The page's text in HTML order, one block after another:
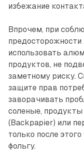
избежание
Впрочем, при
предосторожности
использовать
продуктов, не
заметному риску.
защите прав
заворачивать
соленые,
(Backpapier) или
только после
фольгу.